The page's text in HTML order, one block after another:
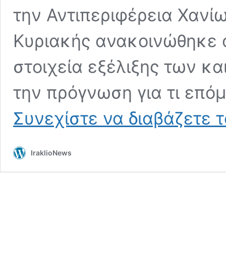
την Αντιπεριφέρεια
Κυριακής
στοιχεία εξέλιξης των
την πρόγνωση για τι
Συνεχίστε να διαβάζετε
IraklioNews